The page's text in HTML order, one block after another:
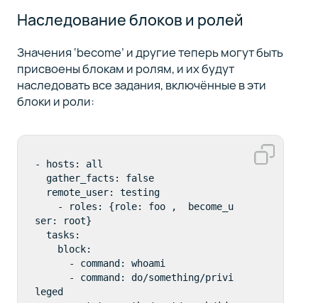
Наследование блоков и ролей
Значения ‘become’ и другие теперь могут быть
присвоены блокам и ролям, и их будут
наследовать все задания, включённые в эти
блоки и роли:
- hosts: all
ser: root}
leged